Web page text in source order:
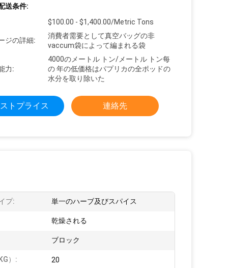
送条件:
$100.00 - $1,400.00/Metric Tons
ジの詳細:
消費者需要として真空バッグの非
vaccum袋によって編まれる袋
力:
4000のメートル トン/メートル トン每
の 年の低価格はパプリカの全ポッドの
水分を取り除いた
トプライス 連絡先
プ: 単一のハーブ及びスパイス
乾燥される
ブロック
）: 20